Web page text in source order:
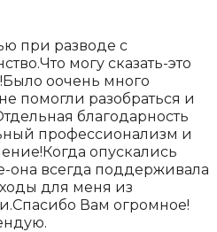
при разводе с
могу сказать-это
оочень много
помогли разобраться и
благодарность
профессионализм и
опускались
она всегда поддерживала
для меня из
Вам огромное!